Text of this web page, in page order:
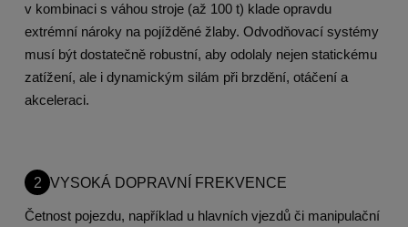
v kombinaci s váhou stroje (až 100 t) klade opravdu
extrémní nároky na pojížděné žlaby. Odvodňovací systémy
musí být dostatečně robustní, aby odolaly nejen statickému
zatížení, ale i dynamickým silám při brzdění, otáčení a
akceleraci.
2 VYSOKÁ DOPRAVNÍ FREKVENCE
Četnost pojezdu, například u hlavních vjezdů či manipulační